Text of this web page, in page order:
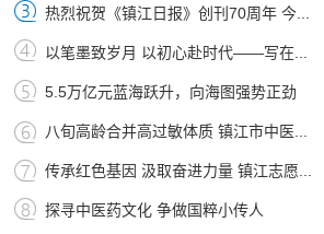
热烈祝贺《镇江日报》创刊70周年 今...
以笔墨致岁月 以初心赴时代——写在...
5.5万亿元蓝海跃升，向海图强势正劲
八旬高龄合并高过敏体质 镇江市中医...
传承红色基因 汲取奋进力量 镇江志愿...
探寻中医药文化 争做国粹小传人